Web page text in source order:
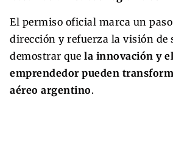
El permiso oficial marca un paso
dirección y refuerza la visión de
demostrar que la innovación y
emprendedor pueden
aéreo argentino.